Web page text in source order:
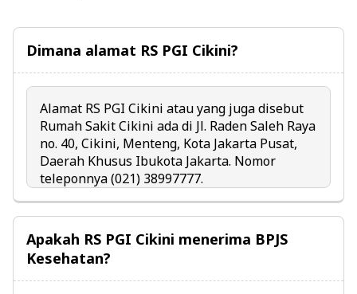
Dimana alamat RS PGI Cikini?
Alamat RS PGI Cikini atau yang juga disebut
Rumah Sakit Cikini ada di Jl. Raden Saleh Raya
no. 40, Cikini, Menteng, Kota Jakarta Pusat,
Daerah Khusus Ibukota Jakarta. Nomor
teleponnya (021) 38997777.
Apakah RS PGI Cikini menerima BPJS
Kesehatan?